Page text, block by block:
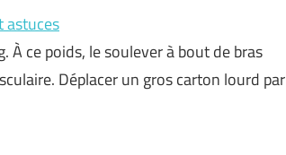
astuces
À ce poids, le soulever à bout de bras
Déplacer un gros carton lourd par